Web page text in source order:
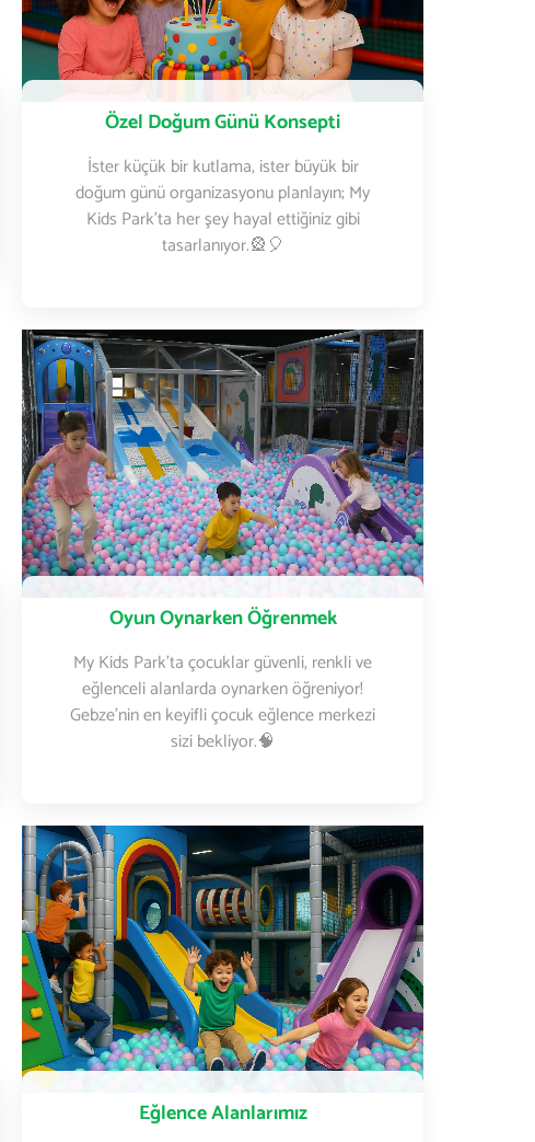
Özel Doğum Günü Konsepti
İster küçük bir kutlama, ister büyük bir
doğum günü organizasyonu planlayın; My
Kids Park’ta her şey hayal ettiğiniz gibi
tasarlanıyor.🎡🎈
Oyun Oynarken Öğrenmek
My Kids Park’ta çocuklar güvenli, renkli ve
eğlenceli alanlarda oynarken öğreniyor!
Gebze’nin en keyifli çocuk eğlence merkezi
sizi bekliyor.🧠
Eğlence Alanlarımız